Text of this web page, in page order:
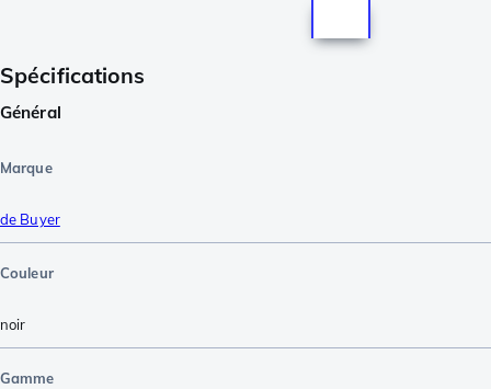
Spécifications
Général
Marque
de Buyer
Couleur
noir
Gamme